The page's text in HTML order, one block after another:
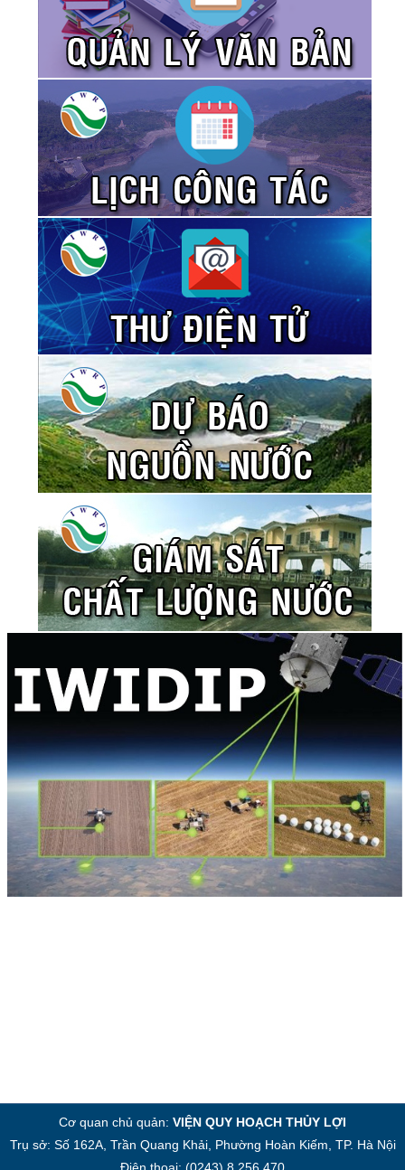
Cơ quan chủ quản: VIỆN QUY HOẠCH THỦY LỢI
Trụ sở: Số 162A, Trần Quang Khải, Phường Hoàn Kiếm, TP. Hà Nội